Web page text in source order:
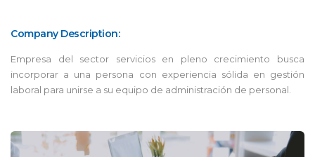
Company Description:
Empresa del sector servicios en pleno crecimiento busca
incorporar a una persona con experiencia sólida en gestión
laboral para unirse a su equipo de administración de personal.